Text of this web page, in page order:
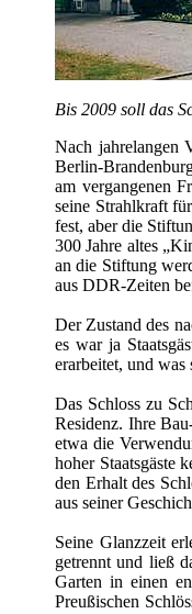
Bis 2009 soll das
Nach jahrelangen
Berlin-
am vergangenen
seine Strahlkraft
fest, aber die
300 Jahre altes
an die Stiftung
aus DDR-Zeiten
Der Zustand des
es war ja
erarbeitet, und
Das Schloss zu
Residenz. Ihre
etwa die
hoher Staatsgäste
den Erhalt des
aus seiner
Seine Glanzzeit
getrennt und ließ
Garten in einen
Preußischen